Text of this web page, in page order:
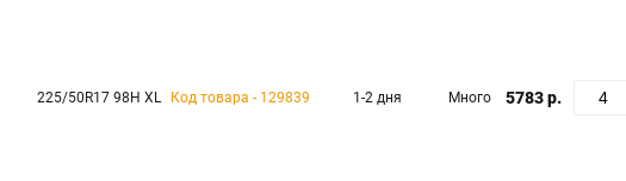
225/50R17 98H XL Код товара - 129839 1-2 дня Много 5783 р.